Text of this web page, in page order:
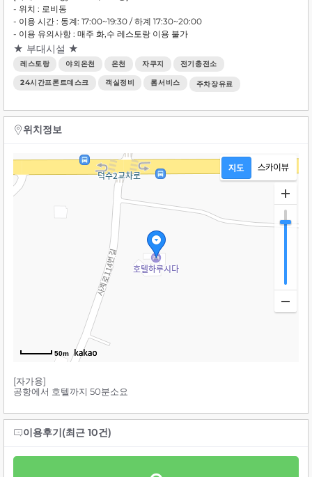
- 위치 : 로비동
- 이용 시간 : 동계: 17:00~19:30 / 하계 17:30~20:00
- 이용 유의사항 : 매주 화,수 레스토랑 이용 불가
★ 부대시설 ★
레스토랑 야외온천 온천 자쿠지 전기충전소
24시간프론트데스크 객실정비 롬서비스 주차장유료
위치정보
50m
[자가용]
공항에서 호텔까지 50분소요
이용후기(최근 10건)